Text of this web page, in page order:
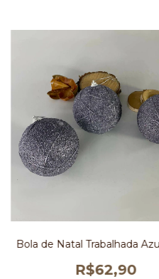
Bola de Natal Trabalhada
R$62,90